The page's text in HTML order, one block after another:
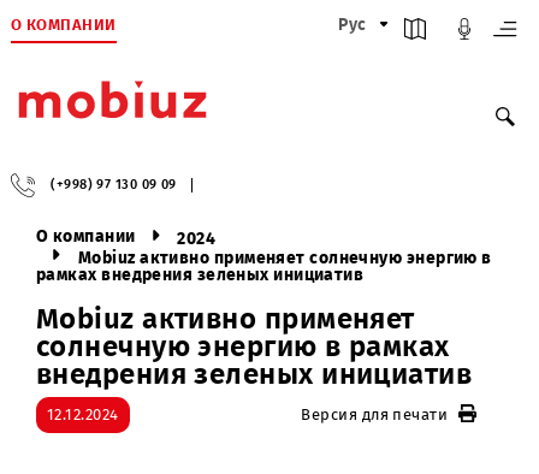
О КОМПАНИИ Рус
О компании
2024
Mobiuz активно применяет солнечную энергию
рамках внедрения зеленых инициатив
Mobiuz активно применяет
солнечную энергию в рамках
внедрения зеленых инициатив